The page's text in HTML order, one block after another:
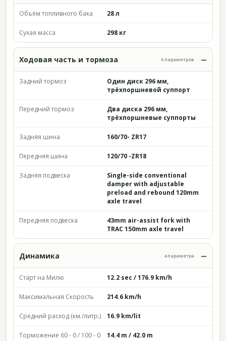
Объём топливного бака 28 л
Сухая масса 298 кг
Ходовая часть и тормоза 6 параметров
Задний тормоз
Один диск 296 мм,
трёхпоршневой суппорт
Передний тормоз
Два диска 296 мм,
трёхпоршневые суппорты
Задняя шина 160/70- ZR17
Передняя шина 120/70 -ZR18
Задняя подвеска
Single-side conventional
damper with adjustable
preload and rebound 120mm
axle travel
Передняя подвеска
43mm air-assist fork with
TRAC 150mm axle travel
Динамика 4 параметра
Старт на Милю 12.2 sec / 176.9 km/h
Максимальная Скорость 214.6 km/h
Средний расход (км./литр.) 16.9 km/lit
Торможение 60 - 0 / 100 - 0 14.4 m / 42.0 m